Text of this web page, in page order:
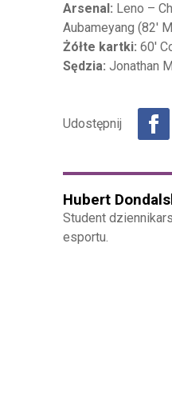
Arsenal: Leno –
Aubameyang (82'
Żółte kartki: 60'
Sędzia: Jonathan
Hubert
Student
esportu.